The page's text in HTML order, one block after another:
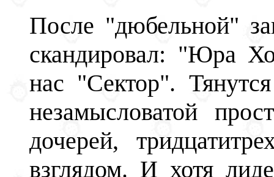
После "дюбельной"
скандировал: "Юра
нас "Сектор".
незамысловатой
дочерей,
взглядом. И хотя